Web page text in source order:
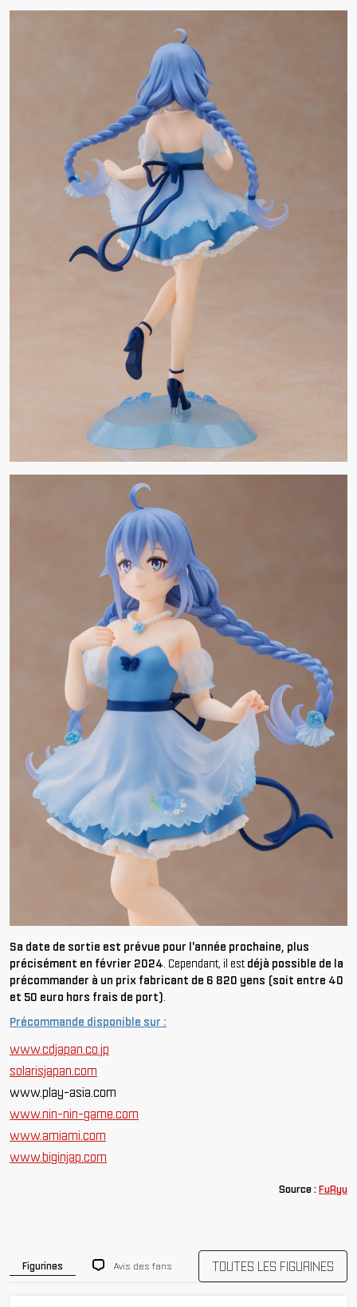
Sa date de sortie est prévue pour l'année prochaine, plus
précisément en février 2024. Cependant, il est déjà possible de la
précommander à un prix fabricant de 6 820 yens (soit entre 40
et 50 euro hors frais de port).
Précommande disponible sur :
www.cdjapan.co.jp
solarisjapan.com
www.play-asia.com
www.nin-nin-game.com
www.amiami.com
www.biginjap.com
Source :FuRyu
Figurines Avis des fans TOUTES LES FIGURINES